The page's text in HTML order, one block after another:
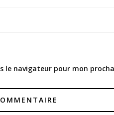
le navigateur pour mon